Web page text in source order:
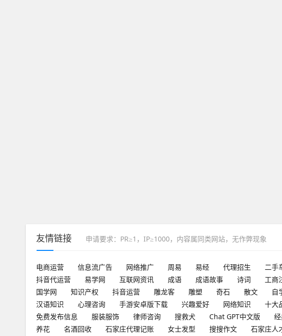
友情链接 申请要求：PR≥1，IP≥1000，内容属同类网站，无作弊现象
电商运营 信息流广告 网络推广 周易 易经 代理招生 二手
抖音代运营
易学网 互联网资讯 成语 成语故事 诗词 工商
国学网
知识产权 抖音运营 雕龙客 雕塑 奇石 散文 自
汉语知识
心理咨询 手游安卓版下载 兴趣爱好 网络知识 十大
免费发布信息
服装服饰 律师咨询 搜救犬 Chat GPT中文版
养花
名酒回收 石家庄代理记账 女士发型 搜搜作文 石家庄人